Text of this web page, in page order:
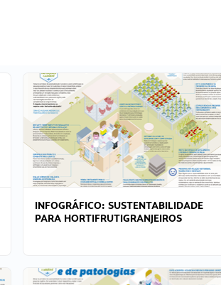
INFOGRÁFICO: SUSTENTABILIDADE
PARA HORTIFRUTIGRANJEIROS